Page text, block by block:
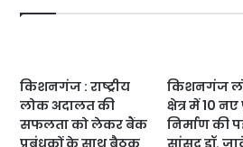
किशनगंज : राष्ट्रीय
लोक अदालत की
सफलता को लेकर बैंक
प्रबंधकों के साथ बैठक
किशनगंज
क्षेत्र में 10
निर्माण की
सांसद डॉ.